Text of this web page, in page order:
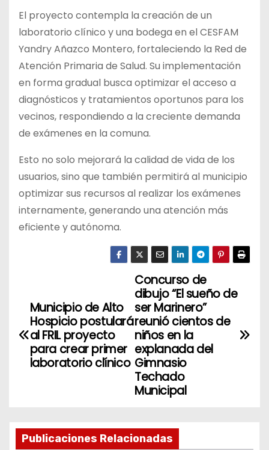
El proyecto contempla la creación de un
laboratorio clínico y una bodega en el CESFAM
Yandry Añazco Montero, fortaleciendo la Red de
Atención Primaria de Salud. Su implementación
en forma gradual busca optimizar el acceso a
diagnósticos y tratamientos oportunos para los
vecinos, respondiendo a la creciente demanda
de exámenes en la comuna.
Esto no solo mejorará la calidad de vida de los
usuarios, sino que también permitirá al municipio
optimizar sus recursos al realizar los exámenes
internamente, generando una atención más
eficiente y autónoma.
v
c
Concurso de
dibujo “El sueño de
ser Marinero”
reunió cientos de
niños en la
explanada del
Gimnasio
Techado
Municipal
Municipio de Alto
Hospicio postulará
al FRIL proyecto
para crear primer
laboratorio clínico
Publicaciones Relacionadas